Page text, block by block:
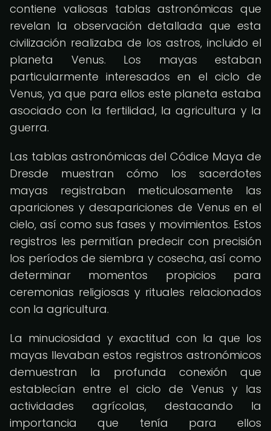
contiene valiosas tablas astronómicas que
revelan la observación detallada que esta
civilización realizaba de los astros, incluido el
planeta Venus. Los mayas estaban
particularmente interesados en el ciclo de
Venus, ya que para ellos este planeta estaba
asociado con la fertilidad, la agricultura y la
guerra.
Las tablas astronómicas del Códice Maya de
Dresde muestran cómo los sacerdotes
mayas registraban meticulosamente las
apariciones y desapariciones de Venus en el
cielo, así como sus fases y movimientos. Estos
registros les permitían predecir con precisión
los períodos de siembra y cosecha, así como
determinar momentos propicios para
ceremonias religiosas y rituales relacionados
con la agricultura.
La minuciosidad y exactitud con la que los
mayas llevaban estos registros astronómicos
demuestran la profunda conexión que
establecían entre el ciclo de Venus y las
actividades agrícolas, destacando la
importancia que tenía para ellos